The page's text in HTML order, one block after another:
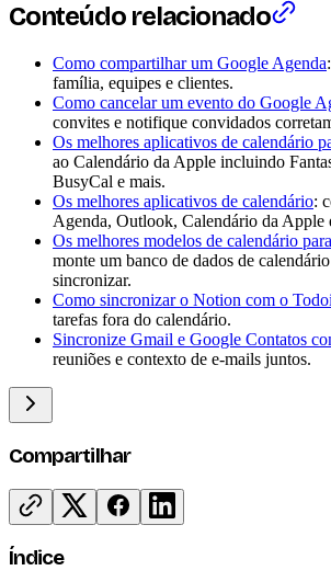
Conteúdo relacionado
Como compartilhar um Google Agenda
família, equipes e clientes.
Como cancelar um evento do Google
convites e notifique convidados
Os melhores aplicativos de calendário
ao Calendário da Apple incluindo
BusyCal e mais.
Os melhores aplicativos de calendário:
Agenda, Outlook, Calendário da Apple
Os melhores modelos de calendário
monte um banco de dados de
sincronizar.
Como sincronizar o Notion com o
tarefas fora do calendário.
Sincronize Gmail e Google Contatos
reuniões e contexto de e-mails juntos.
Compartilhar
Índice